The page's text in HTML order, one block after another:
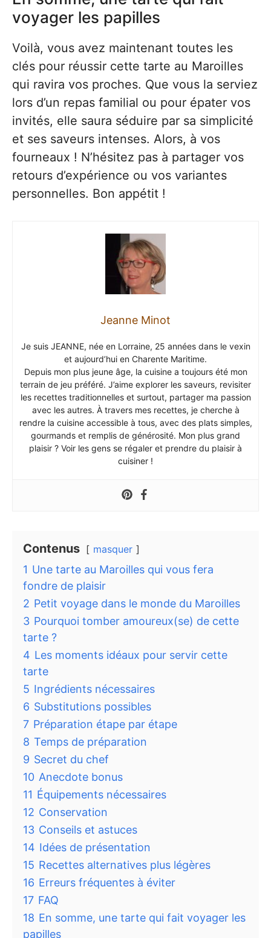
voyager les papilles
Voilà, vous avez maintenant toutes les
clés pour réussir cette tarte au Maroilles
qui ravira vos proches. Que vous la serviez
lors d’un repas familial ou pour épater vos
invités, elle saura séduire par sa simplicité
et ses saveurs intenses. Alors, à vos
fourneaux ! N’hésitez pas à partager vos
retours d’expérience ou vos variantes
personnelles. Bon appétit !
Jeanne Minot
Je suis JEANNE, née en Lorraine, 25 années dans le vexin
et aujourd’hui en Charente Maritime.
Depuis mon plus jeune âge, la cuisine a toujours été mon
terrain de jeu préféré. J’aime explorer les saveurs, revisiter
les recettes traditionnelles et surtout, partager ma passion
avec les autres. À travers mes recettes, je cherche à
rendre la cuisine accessible à tous, avec des plats simples,
gourmands et remplis de générosité. Mon plus grand
plaisir ? Voir les gens se régaler et prendre du plaisir à
cuisiner !
Contenus masquer
1 Une tarte au Maroilles qui vous fera
fondre de plaisir
2 Petit voyage dans le monde du Maroilles
3 Pourquoi tomber amoureux(se) de cette
tarte ?
4 Les moments idéaux pour servir cette
tarte
5 Ingrédients nécessaires
6 Substitutions possibles
7 Préparation étape par étape
8 Temps de préparation
9 Secret du chef
10 Anecdote bonus
11 Équipements nécessaires
12 Conservation
13 Conseils et astuces
14 Idées de présentation
15 Recettes alternatives plus légères
16 Erreurs fréquentes à éviter
17 FAQ
18 En somme, une tarte qui fait voyager les
papilles